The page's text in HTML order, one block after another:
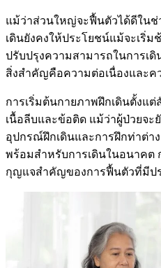
แม้ว่าส่วนใหญ่จะฟื้นตัวได้ดีในช่
เดินยังคงให้ประโยชน์แม้จะเริ่
ปรับปรุงความสามารถในการเดิ
สิ่งสำคัญคือความต่อเนื่องและค
การเริ่มต้นกายภาพฝึกเดินตั้งแ
เนื้อลีบและข้อติด แม้ว่าผู้ป่วยจะ
อุปกรณ์ฝึกเดินและการฝึกท่าต่าง
พร้อมสำหรับการเดินในอนาคต
กุญแจสำคัญของการฟื้นตัวที่มีป